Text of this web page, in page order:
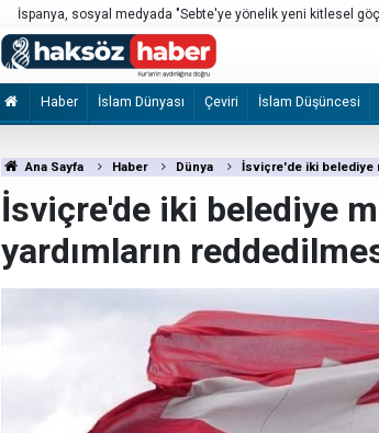
İspanya, sosyal medyada "Sebte'ye yönelik yeni kitlesel göç
soruşturuyor
Haber İslam Dünyası Çeviri İslam Düşüncesi
Ana Sayfa Haber Dünya İsviçre'de iki belediye
İsviçre'de iki belediye
yardımların